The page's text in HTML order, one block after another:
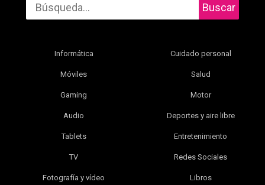
Buscar
Informática
Móviles
Gaming
Audio
Tablets
TV
Fotografía y vídeo
Cuidado personal
Salud
Motor
Deportes y aire libre
Entretenimiento
Redes Sociales
Libros